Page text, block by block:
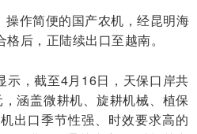
操作简便的国产农机，经昆明海
后，正陆续出口至越南。
示，截至4月16日，天保口岸共
涵盖微耕机、旋耕机械、植保
出口季节性强、时效要求高的